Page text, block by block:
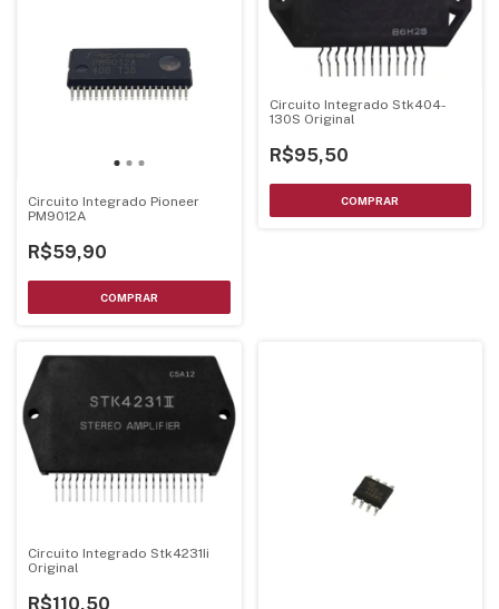
Circuito Integrado Pioneer
PM9012A
R$59,90
Circuito Integrado Stk404-
130S Original
R$95,50
Circuito Integrado Stk4231Ii
Original
R$110,50